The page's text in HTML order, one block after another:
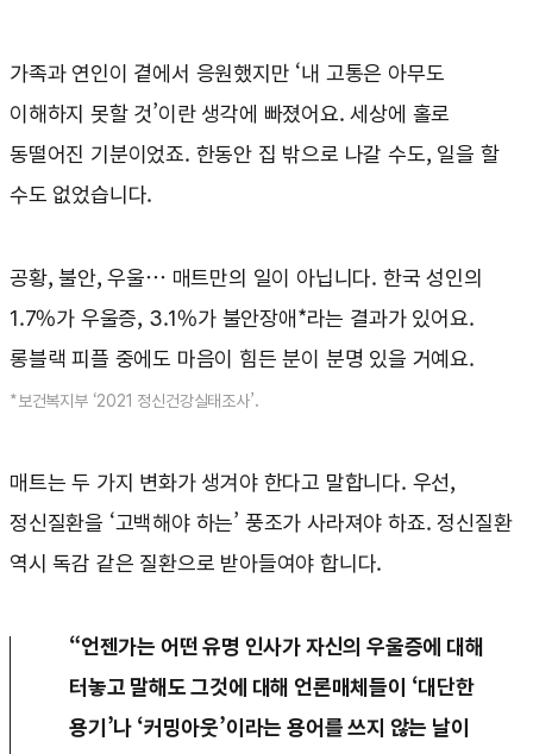
가족과 연인이 곁에서 응원했지만 ‘내 고통은 아무도
이해하지 못할 것’이란 생각에 빠졌어요. 세상에 홀로
동떨어진 기분이었죠. 한동안 집 밖으로 나갈 수도, 일을 할
수도 없었습니다.
공황, 불안, 우울… 매트만의 일이 아닙니다. 한국 성인의
1.7%가 우울증, 3.1%가 불안장애*라는 결과가 있어요.
롱블랙 피플 중에도 마음이 힘든 분이 분명 있을 거예요.
*보건복지부 ‘2021 정신건강실태조사’.
매트는 두 가지 변화가 생겨야 한다고 말합니다. 우선,
정신질환을 ‘고백해야 하는’ 풍조가 사라져야 하죠. 정신질환
역시 독감 같은 질환으로 받아들여야 합니다.
“언젠가는 어떤 유명 인사가 자신의 우울증에 대해
터놓고 말해도 그것에 대해 언론매체들이 ‘대단한
용기’나 ‘커밍아웃’이라는 용어를 쓰지 않는 날이